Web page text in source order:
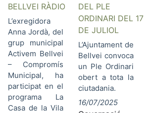
BELLVEI RÀDIO
L’exregidora
Anna Jordà, del
grup municipal
Activem Bellvei
– Compromís
Municipal, ha
participat en el
programa La
Casa de la Vila
DEL PLE
ORDINARI DEL 17
DE JULIOL
L’Ajuntament de
Bellvei convoca
un Ple Ordinari
obert a tota la
ciutadania.
16/07/2025